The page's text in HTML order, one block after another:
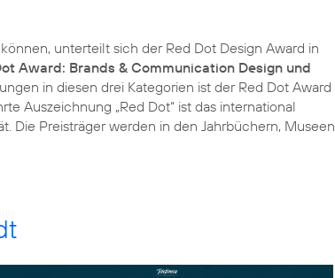
unterteilt sich der Red Dot Design Award in
Award: Brands & Communication Design und
in diesen drei Kategorien ist der Red Dot Award
Auszeichnung „Red Dot“ ist das international
Die Preisträger werden in den Jahrbüchern, Museen